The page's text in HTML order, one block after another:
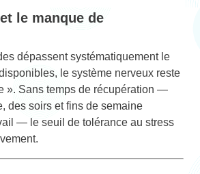
le manque de
dépassent systématiquement le
le système nerveux reste
». Sans temps de récupération —
des soirs et fins de semaine
— le seuil de tolérance au stress